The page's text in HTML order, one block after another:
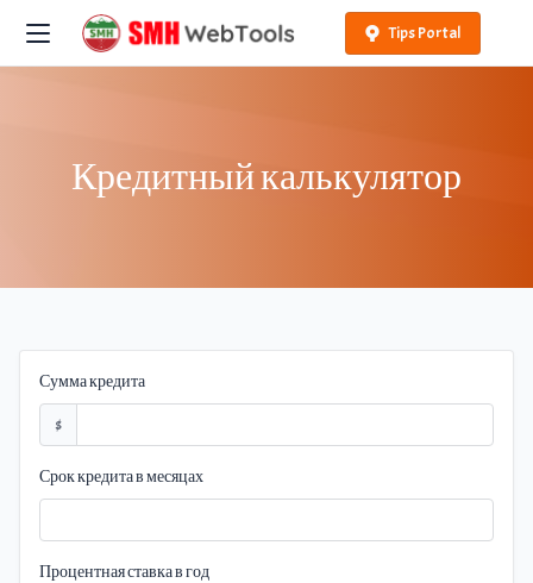
Tips Portal
Кредитный калькулятор
Сумма кредита
$
Срок кредита в месяцах
Процентная ставка в год